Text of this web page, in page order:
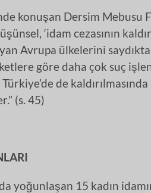
konuşan Dersim Mebusu
‘idam cezasının
Avrupa ülkelerini
göre daha çok suç
Türkiye’de de
(s. 45)
yoğunlaşan 15 kadın